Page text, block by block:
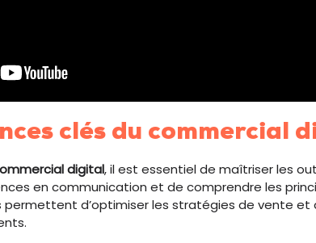
clés du commercial
digital, il est essentiel de maîtriser les
en communication et de comprendre les
d’optimiser les stratégies de vente et